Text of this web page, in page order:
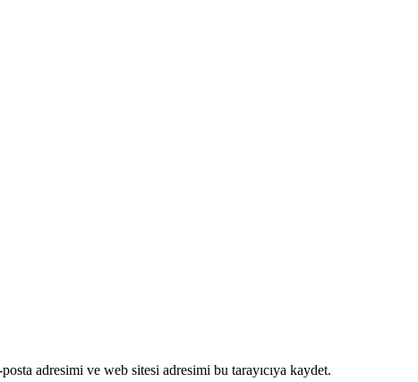
adresimi ve web sitesi adresimi bu tarayıcıya kaydet.